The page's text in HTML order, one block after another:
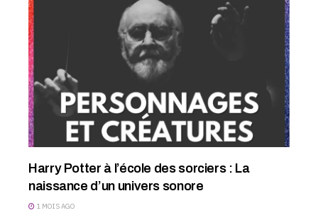
Harry Potter à l’école des sorciers : La
naissance d’un univers sonore
1 MOIS AGO